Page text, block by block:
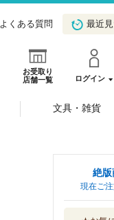
よくある質問 最近
お受取り
店舗一覧
ログイン
文具・雑貨
絶版
現在ご